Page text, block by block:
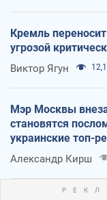
Кремль
угрозой
Виктор Ягун
Мэр Москвы
становятся
украинские топ-
Александр Кирш